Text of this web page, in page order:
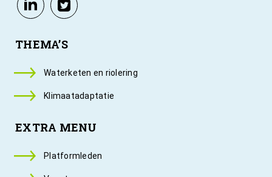
THEMA’S
Waterketen en riolering
Klimaatadaptatie
EXTRA MENU
Platformleden